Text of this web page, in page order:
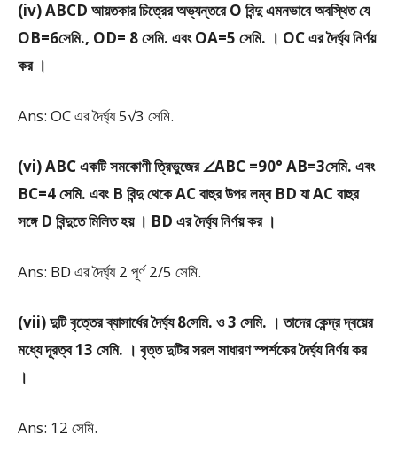
(iv) ABCD আয়তকার চিত্রের অভ্যন্তরে O বিন্দু এমনভাবে অবস্থিত যে
OB=6সেমি., OD= 8 সেমি. এবং OA=5 সেমি. । OC এর দৈর্ঘ্য নির্ণয়
কর ।
Ans: OC এর দৈর্ঘ্য 5√3 সেমি.
(vi) ABC একটি সমকোণী ত্রিভুজের ∠ABC =90° AB=3সেমি. এবং
BC=4 সেমি. এবং B বিন্দু থেকে AC বাহুর উপর লম্ব BD যা AC বাহুর
সঙ্গে D বিন্দুতে মিলিত হয় । BD এর দৈর্ঘ্য নির্ণয় কর ।
Ans: BD এর দৈর্ঘ্য 2 পূর্ণ 2/5 সেমি.
(vii) দুটি বৃত্তের ব্যাসার্ধের দৈর্ঘ্য 8সেমি. ও 3 সেমি. । তাদের কেন্দ্র দ্বয়ের
মধ্যে দূরত্ব 13 সেমি. । বৃত্ত দুটির সরল সাধারণ স্পর্শকের দৈর্ঘ্য নির্ণয় কর
।
Ans: 12 সেমি.